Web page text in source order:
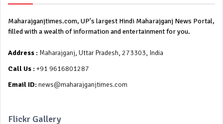
Maharajganjtimes.com, UP's largest Hindi Maharajganj News Portal,
filled with a wealth of information and entertainment for you.
Address : Maharajganj, Uttar Pradesh, 273303, India
Call Us :+91 9616801287
Email ID:news@maharajganjtimes.com
Flickr Gallery